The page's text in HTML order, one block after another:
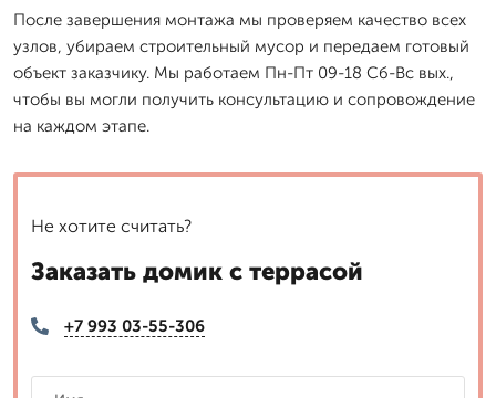
После завершения монтажа мы проверяем качество всех
узлов, убираем строительный мусор и передаем готовый
объект заказчику. Мы работаем Пн-Пт 09-18 Сб-Вс вых.,
чтобы вы могли получить консультацию и сопровождение
на каждом этапе.
Не хотите считать?
Заказать домик с террасой
+7 993 03-55-306